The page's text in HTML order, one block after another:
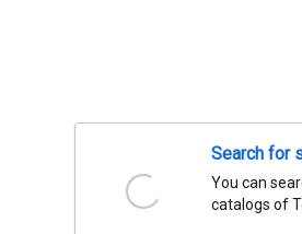
Search for
You can
catalogs of